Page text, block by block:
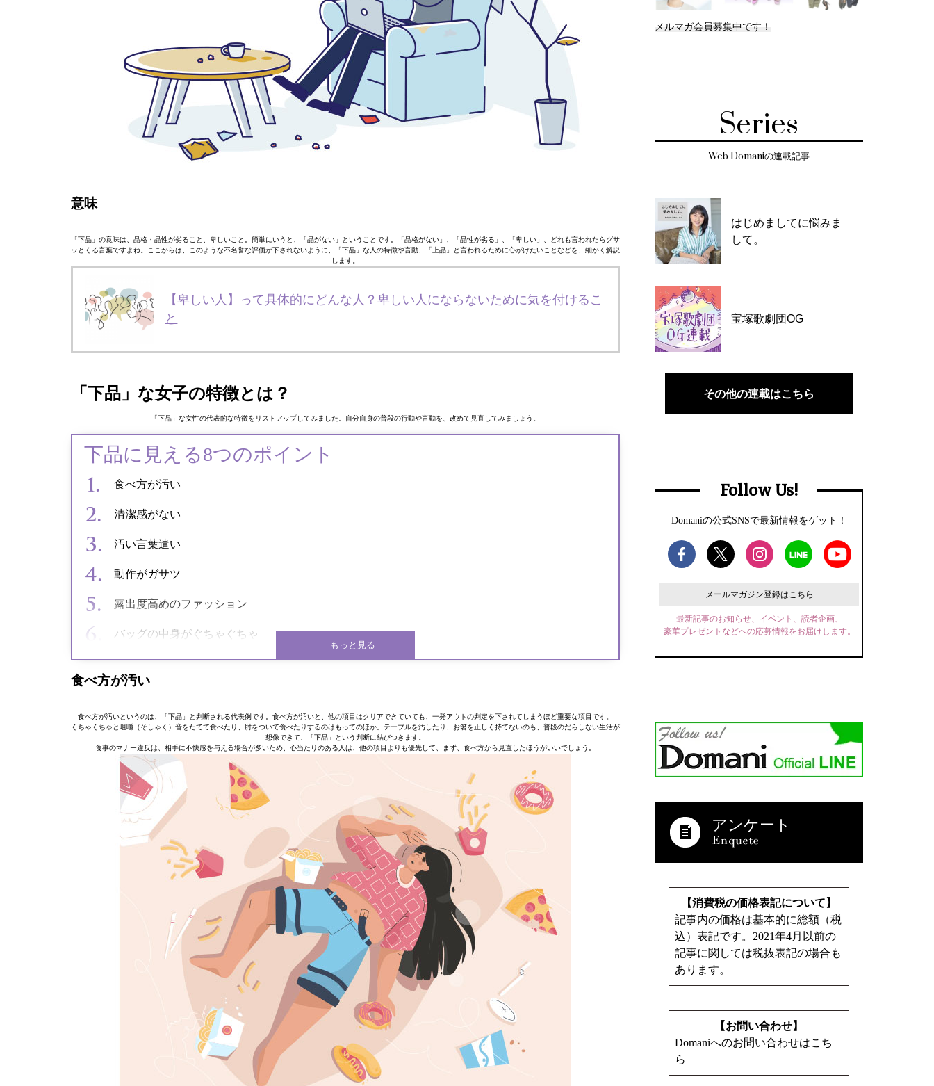
意味
「下品」の意味は、品格・品性が劣ること、卑しいこと。簡単にいうと、「品がない」ということです。「品格がない」、「品性が劣る」、「卑しい」、どれも言われたらグサ
ッとくる言葉ですよね。ここからは、このような不名誉な評価が下されないように、「下品」な人の特徴や言動、「上品」と言われるために心がけたいことなどを、細かく解説
します。
【卑しい人】って具体的にどんな人？卑しい人にならないために気を付けるこ
と
「下品」な女子の特徴とは？
「下品」な女性の代表的な特徴をリストアップしてみました。自分自身の普段の行動や言動を、改めて見直してみましょう。
下品に見える8つのポイント
食べ方が汚い
清潔感がない
汚い言葉遣い
動作がガサツ
露出度高めのファッション
バッグの中身がぐちゃぐちゃ
もっと見る
食べ方が汚い
食べ方が汚いというのは、「下品」と判断される代表例です。食べ方が汚いと、他の項目はクリアできていても、一発アウトの判定を下されてしまうほど重要な項目です。
くちゃくちゃと咀嚼（そしゃく）音をたてて食べたり、肘をついて食べたりするのはもってのほか。テーブルを汚したり、お箸を正しく持てないのも、普段のだらしない生活が
想像できて、「下品」という判断に結びつきます。
食事のマナー違反は、相手に不快感を与える場合が多いため、心当たりのある人は、他の項目よりも優先して、まず、食べ方から見直したほうがいいでしょう。
メルマガ会員募集中です！
Series
Web Domaniの連載記事
はじめましてに悩みま
して。
宝塚歌劇団OG
その他の連載はこちら
Follow Us!
Domaniの公式SNSで最新情報をゲット！
メールマガジン登録はこちら
最新記事のお知らせ、イベント、読者企画、
豪華プレゼントなどへの応募情報をお届けします。
アンケート
【消費税の価格表記について】
記事内の価格は基本的に総額（税
込）表記です。2021年4月以前の
記事に関しては税抜表記の場合も
あります。
【お問い合わせ】
Domaniへのお問い合わせはこち
ら